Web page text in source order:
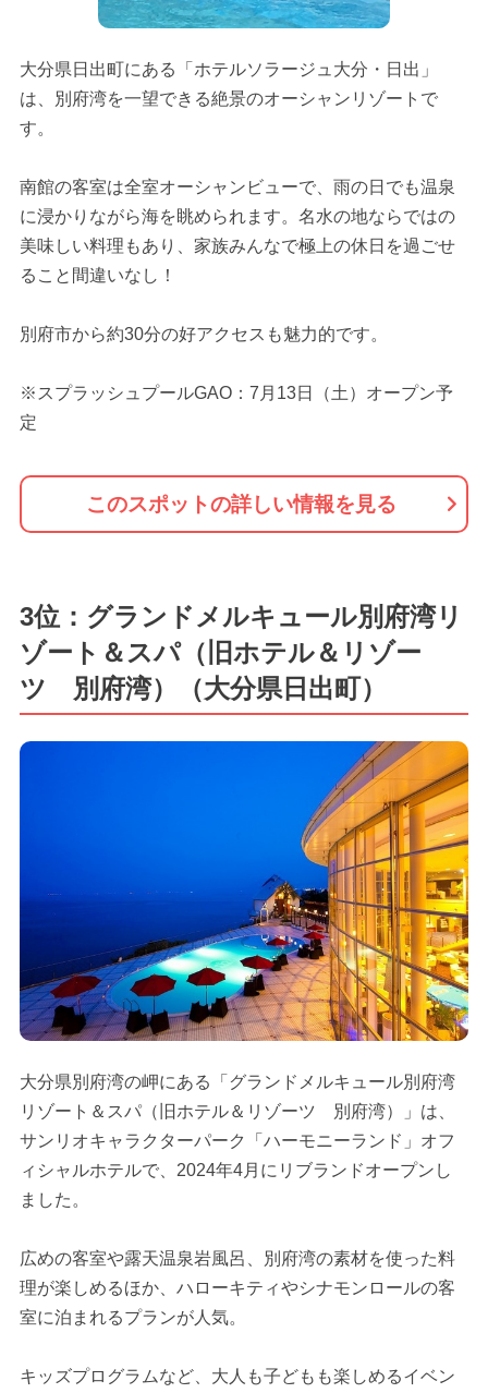
大分県日出町にある「ホテルソラージュ大分・日出」
は、別府湾を一望できる絶景のオーシャンリゾートで
す。
南館の客室は全室オーシャンビューで、雨の日でも温泉
に浸かりながら海を眺められます。名水の地ならではの
美味しい料理もあり、家族みんなで極上の休日を過ごせ
ること間違いなし！
別府市から約30分の好アクセスも魅力的です。
※スプラッシュプールGAO：7月13日（土）オープン予
定
このスポットの詳しい情報を見る
3位：グランドメルキュール別府湾リ
ゾート＆スパ（旧ホテル＆リゾー
ツ 別府湾）（大分県日出町）
大分県別府湾の岬にある「グランドメルキュール別府湾
リゾート＆スパ（旧ホテル＆リゾーツ 別府湾）」は、
サンリオキャラクターパーク「ハーモニーランド」オフ
ィシャルホテルで、2024年4月にリブランドオープンし
ました。
広めの客室や露天温泉岩風呂、別府湾の素材を使った料
理が楽しめるほか、ハローキティやシナモンロールの客
室に泊まれるプランが人気。
キッズプログラムなど、大人も子どもも楽しめるイベン